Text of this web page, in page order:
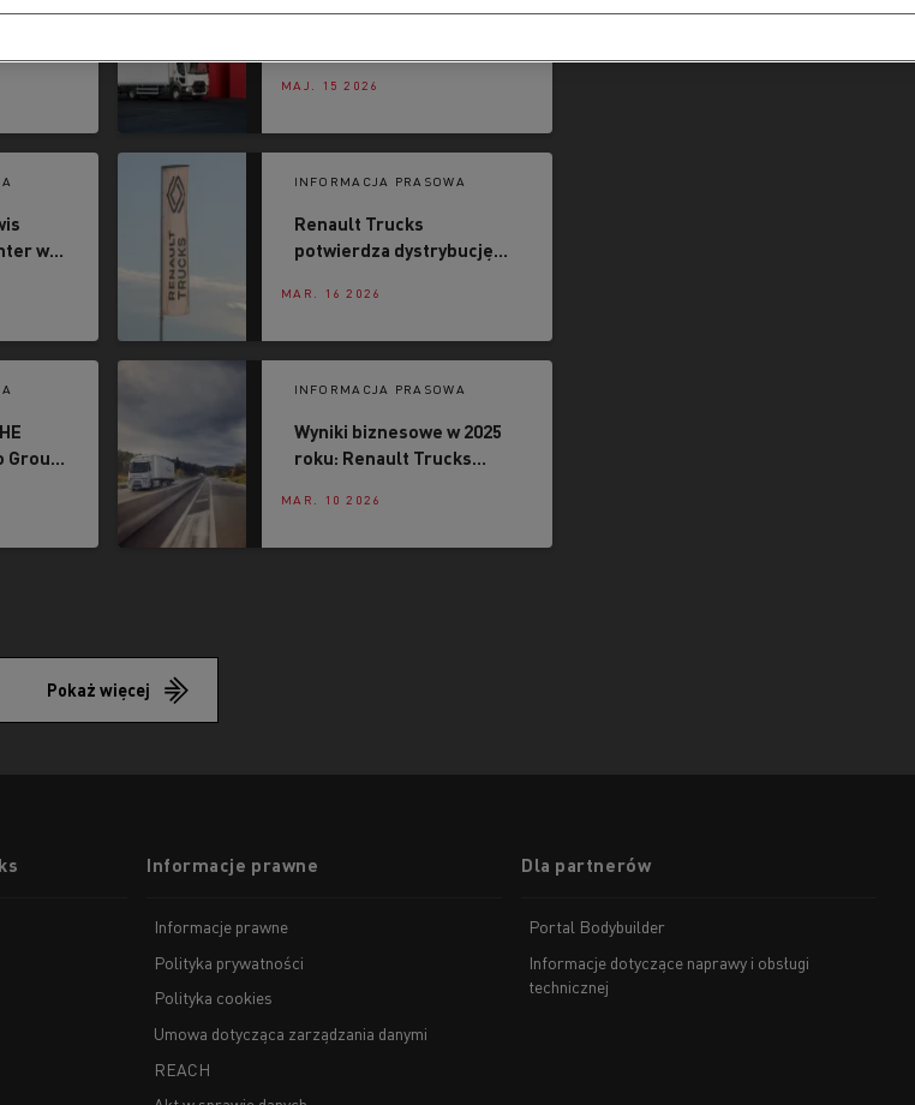
o 4%
Renault Trucks D zdobył 4
NCAP oraz certyfikat
CitySafe
MAJ. 15 2026
w
INFORMACJA PRASOWA
Renault Trucks
potwierdza dystrybucję
użytkowych Flexis
MAR. 16 2026
Group
INFORMACJA PRASOWA
Wyniki biznesowe w 2025
roku: Renault Trucks
wymagającym rynku
MAR. 10 2026
Pokaż więcej
Informacje prawne
Informacje prawne
Polityka prywatności
Polityka cookies
Umowa dotycząca zarządzania danymi
REACH
Dla partnerów
Portal Bodybuilder
Informacje dotyczące naprawy i obsługi
technicznej